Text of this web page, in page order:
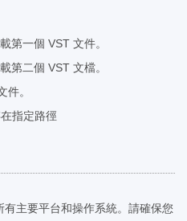
第一個 VST 文件。
第二個 VST 文檔。
。
指定路徑
主要平台和操作系統。請確保您